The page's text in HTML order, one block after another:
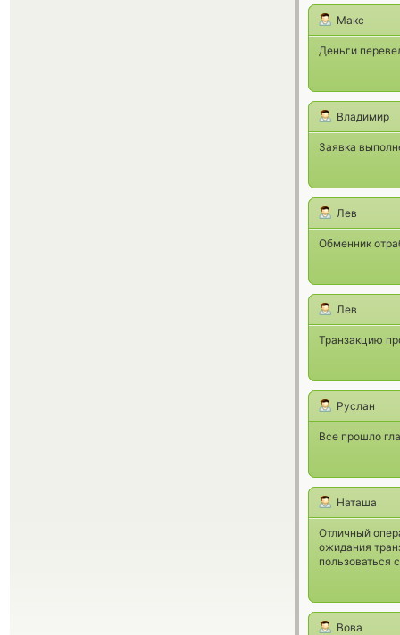
Макс
Деньги
Владимир
Заявка
Лев
Обменник
Лев
Транзакцию
Руслан
Все прошло
Наташа
Отличный
ожидания
пользоваться
Вова